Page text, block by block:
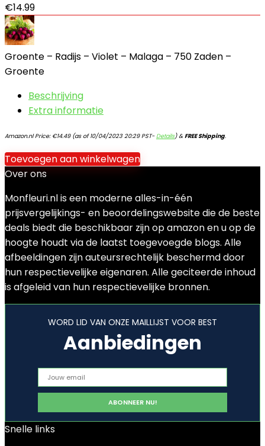
€14.99
Groente – Radijs – Violet – Malaga – 750 Zaden –
Groente
Beschrijving
Extra informatie
Amazon.nl Price: €14.49(as of 10/04/2023 20:29 PST-Details)&FREE Shipping.
Toevoegen aan winkelwagen
Over ons
Monfleuri.nl is een moderne alles-in-één
prijsvergelijkings- en beoordelingswebsite die de beste
deals biedt die beschikbaar zijn op amazon en u op de
hoogte houdt via de laatst toegevoegde blogs. Alle
afbeeldingen zijn auteursrechtelijk beschermd door
hun respectievelijke eigenaren. Alle geciteerde inhoud
is afgeleid van hun respectievelijke bronnen.
WORD LID VAN ONZE MAILLIJST VOOR BEST
Aanbiedingen
Snelle links